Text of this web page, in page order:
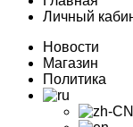
Личный
Новости
Магазин
Политика